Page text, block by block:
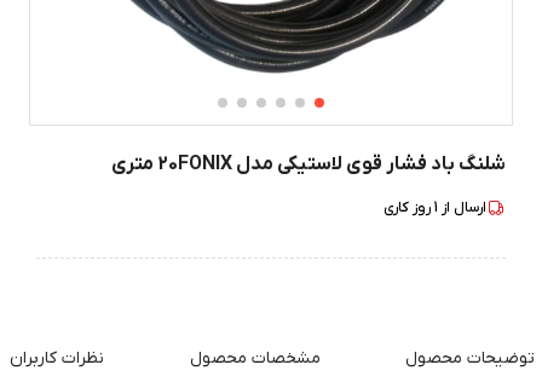
شلنگ باد فشار قوی لاستیکی مدل 20FONIX متری
ارسال از 1روز کاری
توضیحات محصول مشخصات محصول نظرات کاربران